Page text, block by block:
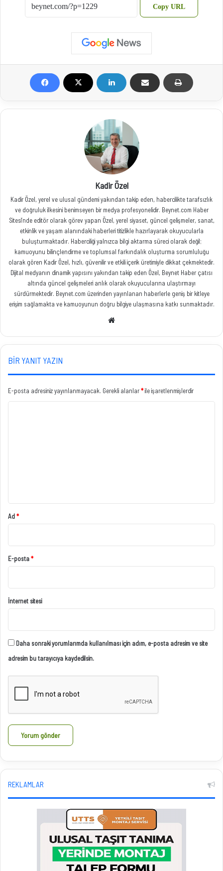
Copy URL
Kadir Özel
Kadir Özel, yerel ve ulusal gündemi yakından takip eden, habercilikte tarafsızlık
ve doğruluk ilkesini benimseyen bir medya profesyonelidir. Beynet.com Haber
Sitesi’nde editör olarak görev yapan Özel, yerel siyaset, güncel gelişmeler, sanat,
etkinlik ve yaşam alanındaki haberleri titizlikle hazırlayarak okuyucularla
buluşturmaktadır. Haberciliği yalnızca bilgi aktarma süreci olarak değil;
kamuoyunu bilinçlendirme ve toplumsal farkındalık oluşturma sorumluluğu
olarak gören Kadir Özel, hızlı, güvenilir ve etkili içerik üretimiyle dikkat çekmektedir.
Dijital medyanın dinamik yapısını yakından takip eden Özel, Beynet Haber çatısı
altında güncel gelişmeleri anlık olarak okuyucularına ulaştırmayı
sürdürmektedir. Beynet.com üzerinden yayınlanan haberlerle geniş bir kitleye
erişim sağlamakta ve kamuoyunun doğru bilgiye ulaşmasına katkı sunmaktadır.
BIR YANIT YAZIN
E-posta adresiniz yayınlanmayacak. Gerekli alanlar*ile işaretlenmişlerdir
Ad*
E-posta*
İnternet sitesi
Daha sonraki yorumlarımda kullanılması için adım, e-posta adresim ve site
adresim bu tarayıcıya kaydedilsin.
REKLAMLAR